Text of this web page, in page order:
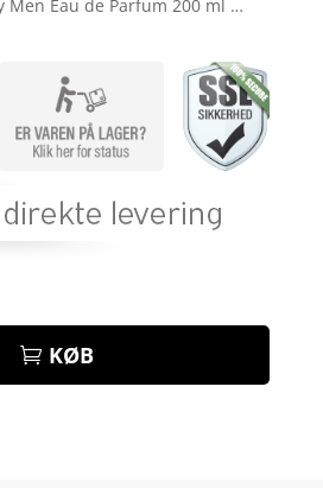
Men Eau de Parfum 200 ml …
KØB